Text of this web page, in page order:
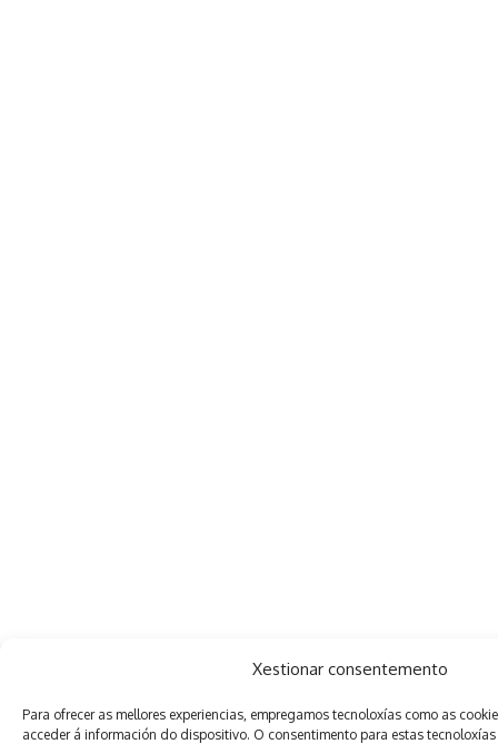
Xestionar consentemento
Para ofrecer as mellores experiencias, empregamos tecnoloxías como as
acceder á información do dispositivo. O consentimento para estas